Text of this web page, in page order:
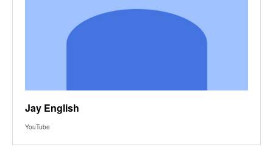
Jay English
YouTube